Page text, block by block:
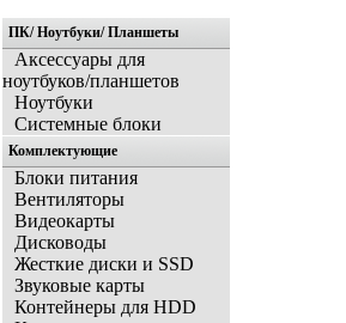
ПК/ Ноутбуки/ Планшеты
Аксессуары для
ноутбуков/планшетов
Ноутбуки
Системные блоки
Комплектующие
Блоки питания
Вентиляторы
Видеокарты
Дисководы
Жесткие диски и SSD
Звуковые карты
Контейнеры для HDD